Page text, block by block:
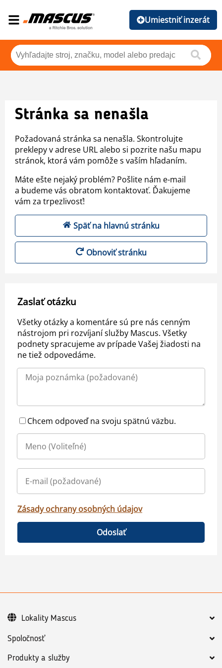
Umiestniť inzerát
Stránka sa nenašla
Požadovaná stránka sa nenašla. Skontrolujte
preklepy v adrese URL alebo si pozrite našu mapu
stránok, ktorá vám pomôže s vaším hľadaním.
Máte ešte nejaký problém? Pošlite nám e-mail
a budeme vás obratom kontaktovať. Ďakujeme
vám za trpezlivosť!
Späť na hlavnú stránku
Obnoviť stránku
Zaslať otázku
Všetky otázky a komentáre sú pre nás cenným
nástrojom pri rozvíjaní služby Mascus. Všetky
podnety spracujeme av prípade Vašej žiadosti na
ne tiež odpovedáme.
Chcem odpoveď na svoju spätnú väzbu.
Zásady ochrany osobných údajov
Odoslať
Spoločnosť
Produkty a služby
Lokality Mascus